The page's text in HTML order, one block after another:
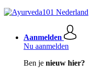
Aanmelden
Nu aanmelden
Ben je nieuw hier?